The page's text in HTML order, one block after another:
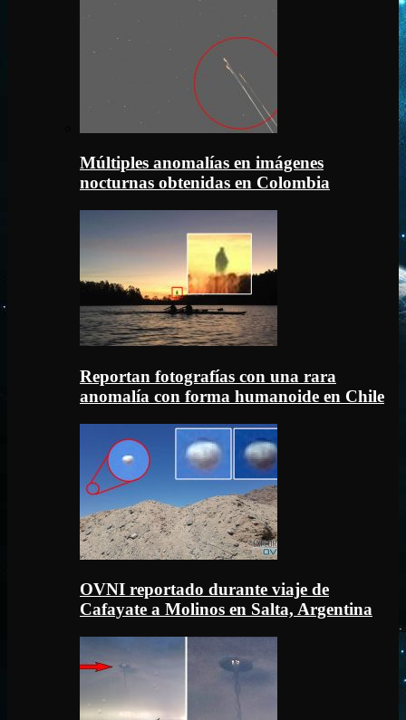
Múltiples anomalías en imágenes
nocturnas obtenidas en Colombia
Reportan fotografías con una rara
anomalía con forma humanoide en Chile
OVNI reportado durante viaje de
Cafayate a Molinos en Salta, Argentina